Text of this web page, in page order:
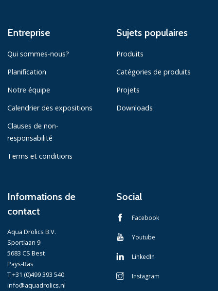
Entreprise
Qui sommes-nous?
Planification
Notre équipe
Calendrier des expositions
Clauses de non-
responsabilité
Terms et conditions
Sujets populaires
Produits
Catégories de produits
Projets
Downloads
Informations de
contact
Aqua Drolics B.V.
Sportlaan 9
5683 CS Best
Pays-Bas
T +31 (0)499 393 540
info@aquadrolics.nl
Social
Facebook
Youtube
LinkedIn
Instagram